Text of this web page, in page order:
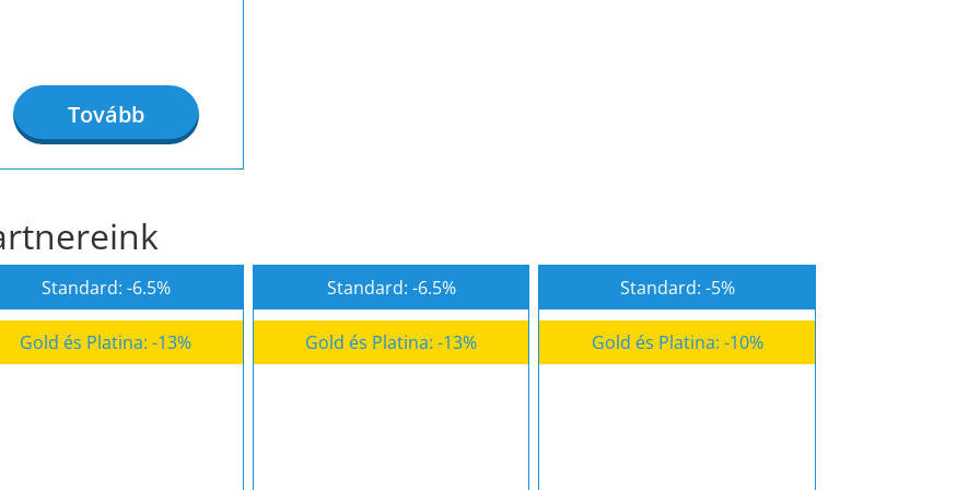
Tovább
Standard: -6.5%
Gold és Platina: -13%
Standard: -6.5%
Gold és Platina: -13%
Standard: -5%
Gold és Platina: -10%